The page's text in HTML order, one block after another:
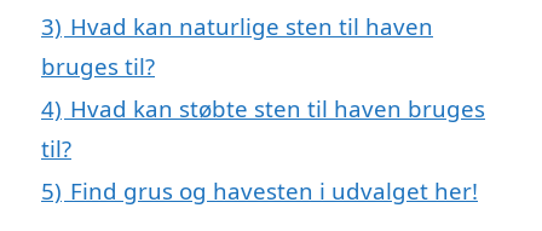
3) Hvad kan naturlige sten til haven
bruges til?
4) Hvad kan støbte sten til haven bruges
til?
5) Find grus og havesten i udvalget her!